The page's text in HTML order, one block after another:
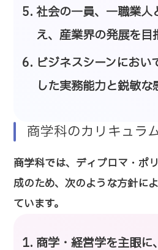
社会の一員、一職業人
え、産業界の発展を目
ビジネスシーンにおい
した実務能力と鋭敏な
商学科のカリキュラ
商学科では、ディプロマ・ポ
成のため、次のような方針に
ています。
商学・経営学を主眼に